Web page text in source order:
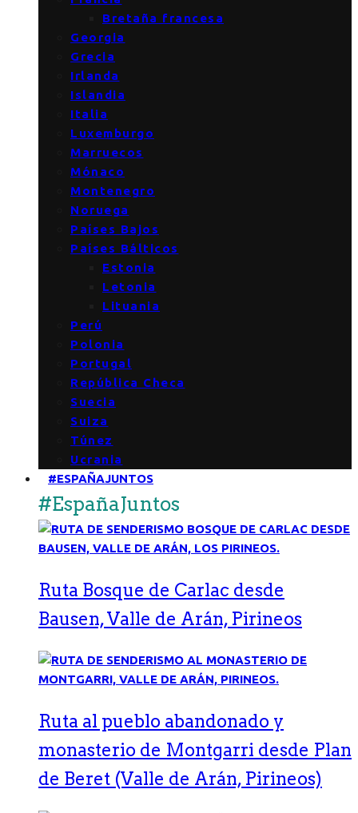
Bretaña francesa
Georgia
Grecia
Irlanda
Islandia
Italia
Luxemburgo
Marruecos
Mónaco
Montenegro
Noruega
Países Bajos
Países Bálticos
Estonia
Letonia
Lituania
Perú
Polonia
Portugal
República Checa
Suecia
Suiza
Túnez
Ucrania
#ESPAÑAJUNTOS
#EspañaJuntos
Ruta Bosque de Carlac desde
Bausen, Valle de Arán, Pirineos
Ruta al pueblo abandonado y
monasterio de Montgarri desde Plan
de Beret (Valle de Arán, Pirineos)